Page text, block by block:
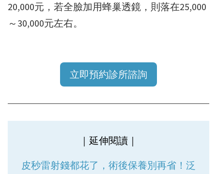
20,000元，若全臉加用蜂巢透鏡，則落在25,000
～30,000元左右。
立即預約診所諮詢
｜延伸閱讀｜
皮秒雷射錢都花了，術後保養別再省！泛